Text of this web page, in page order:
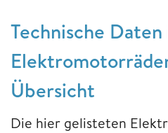
Technische
Übersicht
Die hier gelisteten